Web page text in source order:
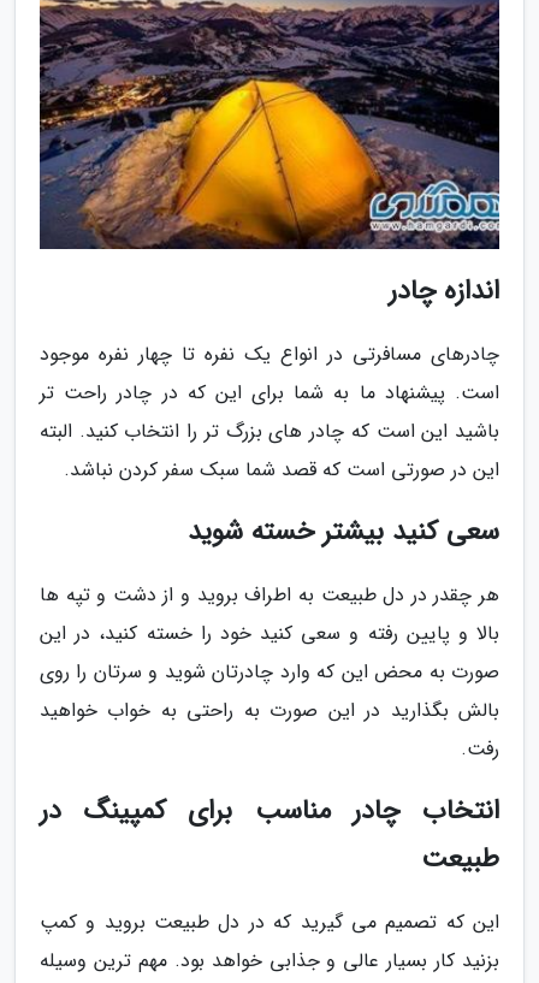
اندازه چادر
چادرهای مسافرتی در انواع یک نفره تا چهار نفره موجود
است. پیشنهاد ما به شما برای این که در چادر راحت تر
باشید این است که چادر های بزرگ تر را انتخاب کنید. البته
این در صورتی است که قصد شما سبک سفر کردن نباشد.
سعی کنید بیشتر خسته شوید
هر چقدر در دل طبیعت به اطراف بروید و از دشت و تپه ها
بالا و پایین رفته و سعی کنید خود را خسته کنید، در این
صورت به محض این که وارد چادرتان شوید و سرتان را روی
بالش بگذارید در این صورت به راحتی به خواب خواهید
رفت.
انتخاب چادر مناسب برای کمپینگ در
طبیعت
این که تصمیم می گیرید که در دل طبیعت بروید و کمپ
بزنید کار بسیار عالی و جذابی خواهد بود. مهم ترین وسیله